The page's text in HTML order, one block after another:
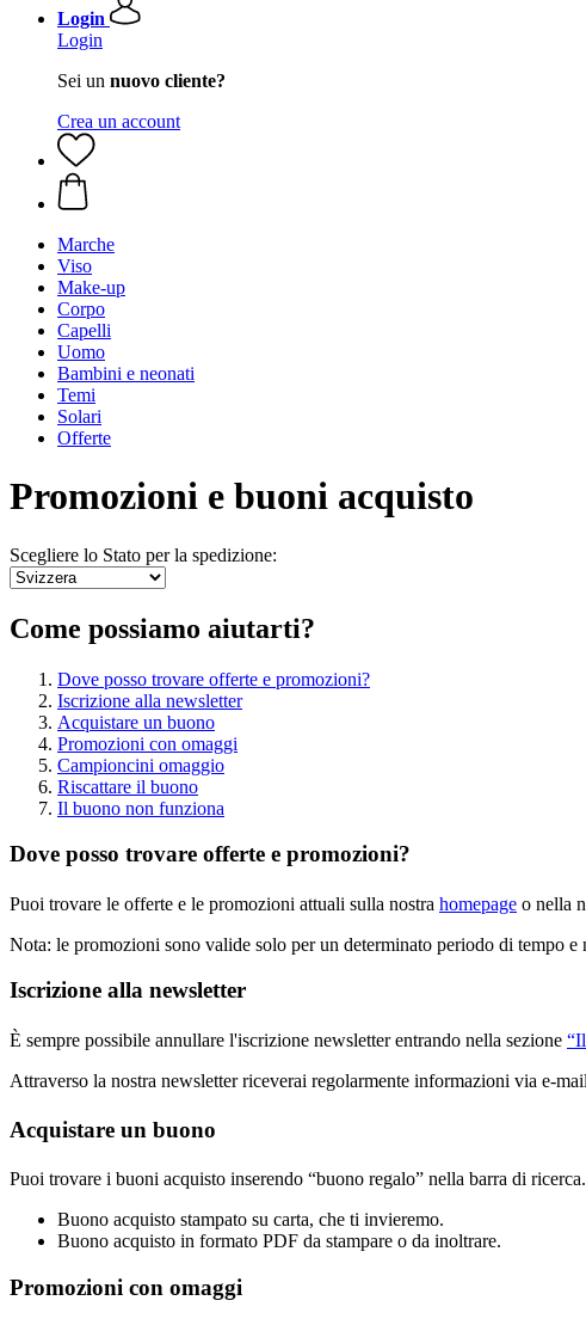
Login
Login
Sei un nuovo cliente?
Crea un account
Marche
Viso
Make-up
Corpo
Capelli
Uomo
Bambini e neonati
Temi
Solari
Offerte
Promozioni e buoni acquisto
Scegliere lo Stato per la spedizione:
Come possiamo aiutarti?
Dove posso trovare offerte e promozioni?
Iscrizione alla newsletter
Acquistare un buono
Promozioni con omaggi
Campioncini omaggio
Riscattare il buono
Il buono non funziona
Dove posso trovare offerte e promozioni?
Puoi trovare le offerte e le promozioni attuali sulla nostra homepage o nella
Nota: le promozioni sono valide solo per un determinato periodo di tempo
Iscrizione alla newsletter
È sempre possibile annullare l'iscrizione newsletter entrando nella sezione
Attraverso la nostra newsletter riceverai regolarmente informazioni via e-
Acquistare un buono
Puoi trovare i buoni acquisto inserendo “buono regalo” nella barra di
Buono acquisto stampato su carta, che ti invieremo.
Buono acquisto in formato PDF da stampare o da inoltrare.
Promozioni con omaggi